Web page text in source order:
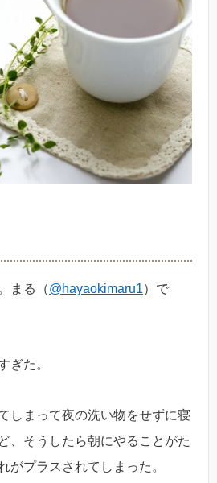
まる（@hayaokimaru1）で
ぎた。
しまって夜の洗い物をせずに寝
、そうしたら朝にやることがた
がプラスされてしまった。